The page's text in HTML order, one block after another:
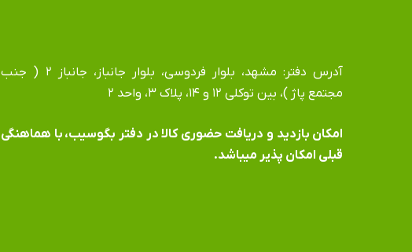
آدرس دفتر: مشهد، بلوار فردوسی، بلوار جانباز، جانباز ۲ ( جنب
مجتمع پاژ )، بین توکلی ۱۲ و ۱۴، پلاک ۳، واحد ۲
​​​​​​​امکان بازدید و دریافت حضوری کالا در دفتر بگوسیب، با هماهنگی
قبلی امکان پذیر میباشد.